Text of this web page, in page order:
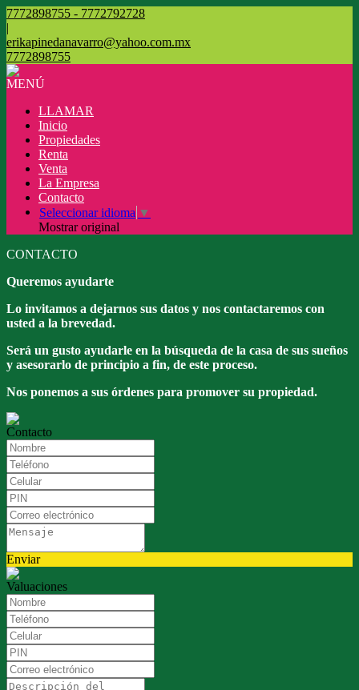
7772898755 - 7772792728
|
erikapinedanavarro@yahoo.com.mx
7772898755
MENÚ
LLAMAR
Inicio
Propiedades
Renta
Venta
La Empresa
Contacto
Seleccionar idioma ▼
Mostrar original
CONTACTO
Queremos ayudarte
Lo invitamos a dejarnos sus datos y nos contactaremos con
usted a la brevedad.
Será un gusto ayudarle en la búsqueda de la casa de sus sueños
y asesorarlo de principio a fin, de este proceso.
Nos ponemos a sus órdenes para promover su propiedad.
Contacto
Enviar
Valuaciones